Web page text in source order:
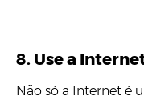
8. Use a
Não só a Internet é